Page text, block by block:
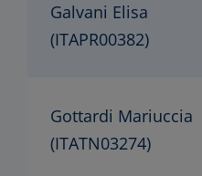
Galvani Elisa
(ITAPR00382)
Gottardi Mariuccia
(ITATN03274)